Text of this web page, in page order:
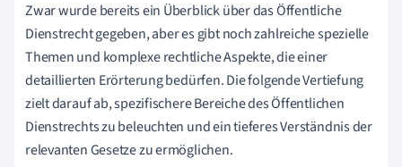
Zwar wurde bereits ein Überblick über das Öffentliche
Dienstrecht gegeben, aber es gibt noch zahlreiche spezielle
Themen und komplexe rechtliche Aspekte, die einer
detaillierten Erörterung bedürfen. Die folgende Vertiefung
zielt darauf ab, spezifischere Bereiche des Öffentlichen
Dienstrechts zu beleuchten und ein tieferes Verständnis der
relevanten Gesetze zu ermöglichen.